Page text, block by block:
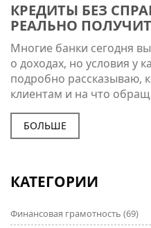
КРЕДИТЫ БЕЗ
РЕАЛЬНО
ЗНАТЬ
Многие банки сегодня
о доходах, но условия у
подробно рассказываю,
клиентам и на что
Разбираемся, кому проще
подводные камни могут
себя от неприятных
подтверждения дохода
БОЛЬШЕ
КАТЕГОРИИ
Финансовая грамотность (69)